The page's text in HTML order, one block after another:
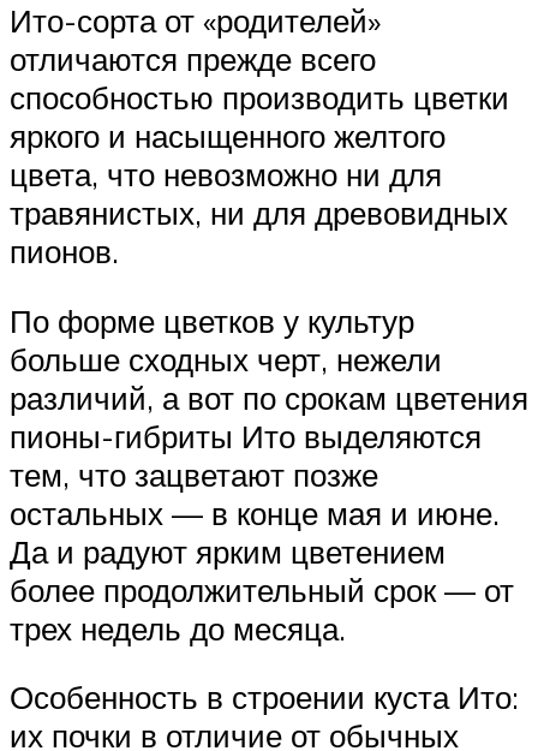
Ито-сорта от «родителей»
отличаются прежде всего
способностью производить цветки
яркого и насыщенного желтого
цвета, что невозможно ни для
травянистых, ни для древовидных
пионов.
По форме цветков у культур
больше сходных черт, нежели
различий, а вот по срокам цветения
пионы-гибриты Ито выделяются
тем, что зацветают позже
остальных — в конце мая и июне.
Да и радуют ярким цветением
более продолжительный срок — от
трех недель до месяца.
Особенность в строении куста Ито:
их почки в отличие от обычных